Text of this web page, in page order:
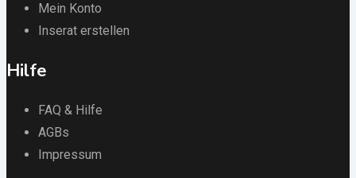
Mein Konto
Inserat erstellen
Hilfe
FAQ & Hilfe
AGBs
Impressum